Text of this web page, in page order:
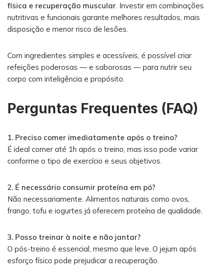
física e recuperação muscular . Investir em combinações
nutritivas e funcionais garante melhores resultados, mais
disposição e menor risco de lesões.
Com ingredientes simples e acessíveis, é possível criar
refeições poderosas — e saborosas — para nutrir seu
corpo com inteligência e propósito.
Perguntas Frequentes (FAQ)
1. Preciso comer imediatamente após o treino?
É ideal comer até 1h após o treino, mas isso pode variar
conforme o tipo de exercício e seus objetivos.
2. É necessário consumir proteína em pó?
Não necessariamente. Alimentos naturais como ovos,
frango, tofu e iogurtes já oferecem proteína de qualidade.
3. Posso treinar à noite e não jantar?
O pós-treino é essencial, mesmo que leve. O jejum após
esforço físico pode prejudicar a recuperação.